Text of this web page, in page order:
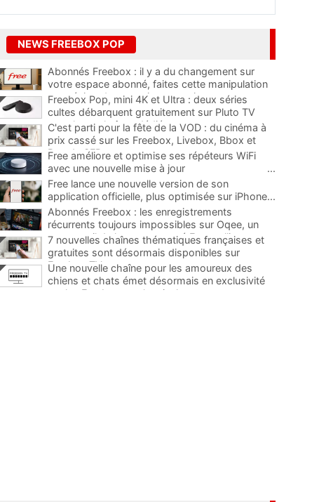
NEWS FREEBOX POP
Abonnés Freebox : il y a du changement sur
votre espace abonné, faites cette manipulation
pour éviter de mauvaises surprises
Freebox Pop, mini 4K et Ultra : deux séries
cultes débarquent gratuitement sur Pluto TV
avec leurs chaînes dédiées
C'est parti pour la fête de la VOD : du cinéma à
prix cassé sur les Freebox, Livebox, Bbox et
Box de SFR
Free améliore et optimise ses répéteurs WiFi
avec une nouvelle mise à jour
...
Free lance une nouvelle version de son
application officielle, plus optimisée sur iPhone...
Abonnés Freebox : les enregistrements
récurrents toujours impossibles sur Oqee, un
super outil de la communauté Free pallie ce
manque
7 nouvelles chaînes thématiques françaises et
gratuites sont désormais disponibles sur
Freebox TV
Une nouvelle chaîne pour les amoureux des
chiens et chats émet désormais en exclusivité
sur les Freebox, et c'est inclus